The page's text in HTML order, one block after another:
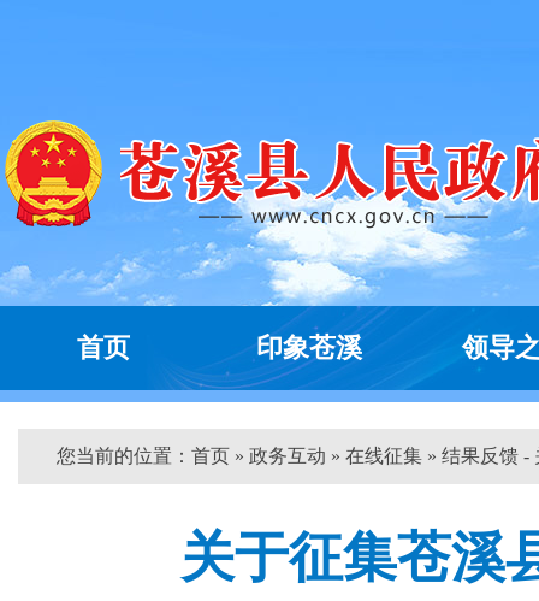
首页 印象苍溪 领导
您当前的位置： 首页 » 政务互动 » 在线征集 » 结果反馈 -
关于征集苍溪